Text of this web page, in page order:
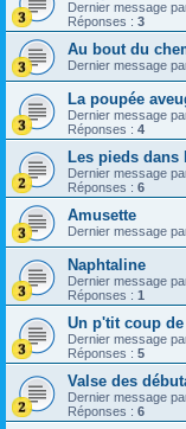
Dernier message
Réponses : 3
Au bout du
Dernier message
La poupée
Dernier message
Réponses : 4
Les pieds dans
Dernier message
Réponses : 6
Amusette
Dernier message
Naphtaline
Dernier message
Réponses : 1
Un p'tit coup
Dernier message
Réponses : 5
Valse des
Dernier message
Réponses : 6